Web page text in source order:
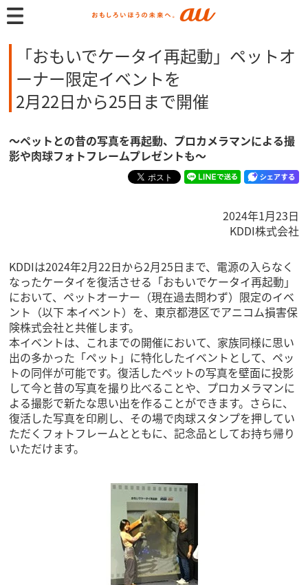
「おもいでケータイ再起動」ペットオ
ーナー限定イベントを
2月22日から25日まで開催
～ペットとの昔の写真を再起動、プロカメラマンによる撮
影や肉球フォトフレームプレゼントも～
2024年1月23日
KDDI株式会社
KDDIは2024年2月22日から2月25日まで、電源の入らなく
なったケータイを復活させる「おもいでケータイ再起動」
において、ペットオーナー（現在過去問わず）限定のイベ
ント（以下 本イベント）を、東京都港区でアニコム損害保
険株式会社と共催します。
本イベントは、これまでの開催において、家族同様に思い
出の多かった「ペット」に特化したイベントとして、ペッ
トの同伴が可能です。復活したペットの写真を壁面に投影
して今と昔の写真を撮り比べることや、プロカメラマンに
よる撮影で新たな思い出を作ることができます。さらに、
復活した写真を印刷し、その場で肉球スタンプを押してい
ただくフォトフレームとともに、記念品としてお持ち帰り
いただけます。